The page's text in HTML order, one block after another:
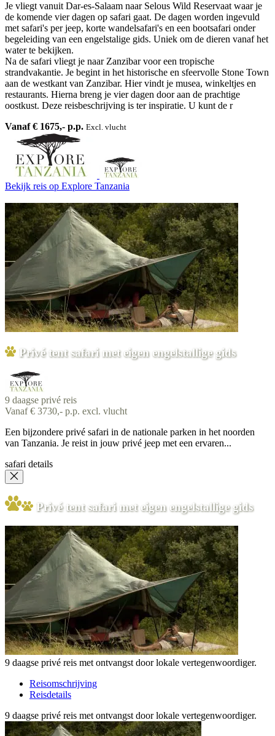
Je vliegt vanuit Dar-es-Salaam naar Selous Wild Reservaat waar je
de komende vier dagen op safari gaat. De dagen worden ingevuld
met safari's per jeep, korte wandelsafari's en een bootsafari onder
begeleiding van een engelstalige gids. Uniek om de dieren vanaf het
water te bekijken.
Na de safari vliegt je naar Zanzibar voor een tropische
strandvakantie. Je begint in het historische en sfeervolle Stone Town
aan de westkant van Zanzibar. Hier vindt je musea, winkeltjes en
restaurants. Hierna breng je vier dagen door aan de prachtige
oostkust. Deze reisbeschrijving is ter inspiratie. U kunt de r
Vanaf € 1675,- p.p. Excl. vlucht
Bekijk reis op Explore Tanzania
Privé tent safari met eigen engelstallige gids
9 daagse privé reis
Vanaf € 3730,- p.p. excl. vlucht
Een bijzondere privé safari in de nationale parken in het noorden
van Tanzania. Je reist in jouw privé jeep met een ervaren...
safari details
Privé tent safari met eigen engelstallige gids
9 daagse privé reis met ontvangst door lokale vertegenwoordiger.
Reisomschrijving
Reisdetails
9 daagse privé reis met ontvangst door lokale vertegenwoordiger.